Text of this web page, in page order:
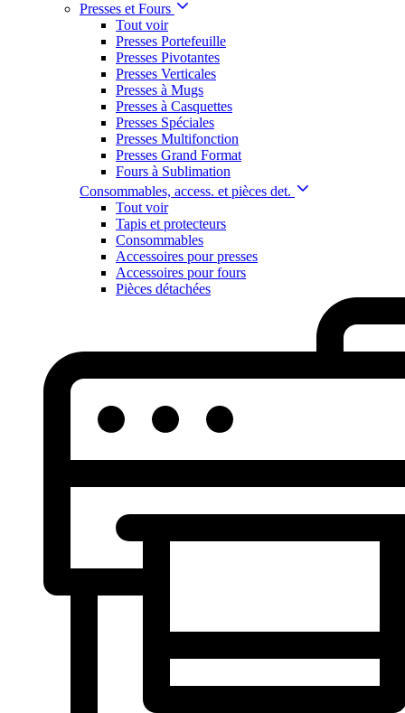
Presses et Fours
Tout voir
Presses Portefeuille
Presses Pivotantes
Presses Verticales
Presses à Mugs
Presses à Casquettes
Presses Spéciales
Presses Multifonction
Presses Grand Format
Fours à Sublimation
Consommables, access. et pièces det.
Tout voir
Tapis et protecteurs
Consommables
Accessoires pour presses
Accessoires pour fours
Pièces détachées